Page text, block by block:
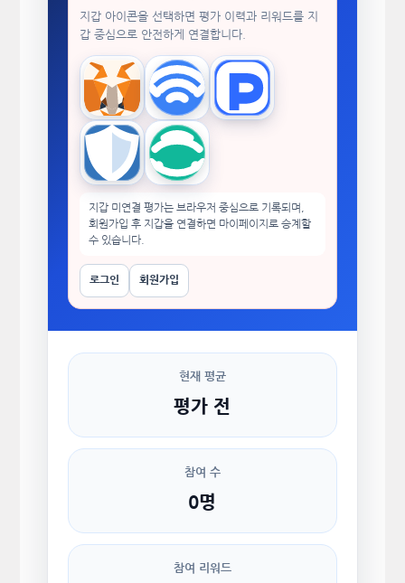
지갑 아이콘을 선택하면 평가 이력과 리워드를 지
갑 중심으로 안전하게 연결합니다.
MetaMask WalletConnectTokenPocket
Trust Wallet imToken
지갑 미연결 평가는 브라우저 중심으로 기록되며,
회원가입 후 지갑을 연결하면 마이페이지로 승계할
수 있습니다.
로그인 회원가입
현재 평균
평가 전
참여 수
0명
참여 리워드